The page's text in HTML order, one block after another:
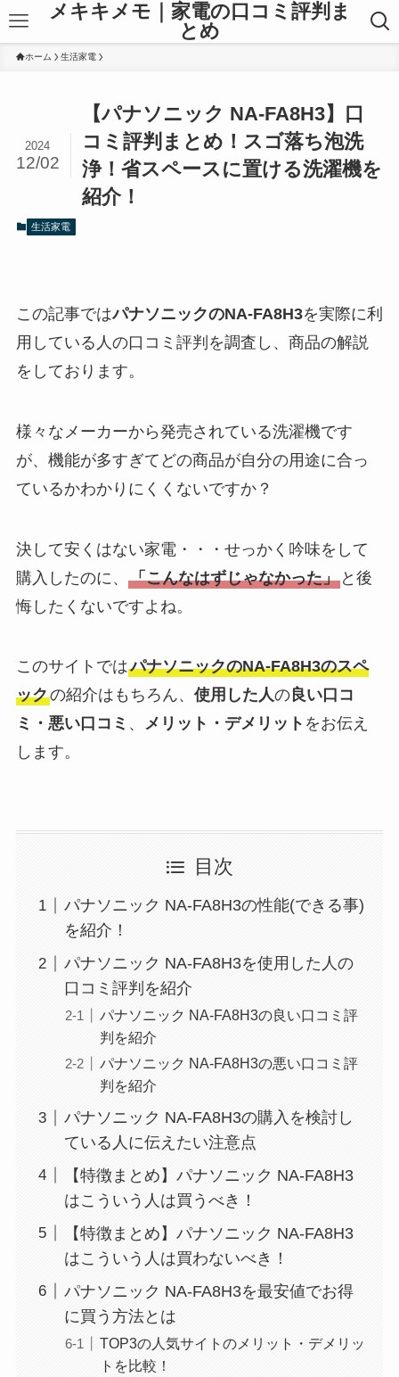
メキキメモ｜家電の口コミ評判ま
とめ
ホーム 生活家電
【パナソニック NA-FA8H3】口
コミ評判まとめ！スゴ落ち泡洗
浄！省スペースに置ける洗濯機を
紹介！
2024
12/02
生活家電
この記事ではパナソニックのNA-FA8H3を実際に利
用している人の口コミ評判を調査し、商品の解説
をしております。
様々なメーカーから発売されている洗濯機です
が、機能が多すぎてどの商品が自分の用途に合っ
ているかわかりにくくないですか？
決して安くはない家電・・・せっかく吟味をして
購入したのに、 「こんなはずじゃなかった」と後
悔したくないですよね。
このサイトではパナソニックのNA-FA8H3のスペ
ックの紹介はもちろん、 使用した人の良い口コ
ミ・悪い口コミ 、 メリット・デメリット をお伝え
します。
目次
パナソニック NA-FA8H3の性能(できる事)
を紹介！
パナソニック NA-FA8H3を使用した人の
口コミ評判を紹介
パナソニック NA-FA8H3の良い口コミ評
判を紹介
パナソニック NA-FA8H3の悪い口コミ評
判を紹介
パナソニック NA-FA8H3の購入を検討し
ている人に伝えたい注意点
【特徴まとめ】パナソニック NA-FA8H3
はこういう人は買うべき！
【特徴まとめ】パナソニック NA-FA8H3
はこういう人は買わないべき！
パナソニック NA-FA8H3を最安値でお得
に買う方法とは
TOP3の人気サイトのメリット・デメリッ
トを比較！